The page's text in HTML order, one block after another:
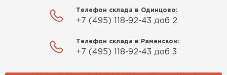
Телефон склада в Одинцово:
+7 (495) 118-92-43 доб 2
Телефон склада в Раменском:
+7 (495) 118-92-43 доб 3